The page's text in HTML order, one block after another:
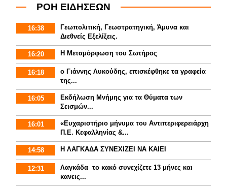
ΡΟΗ ΕΙΔΗΣΕΩΝ
16:38
Γεωπολιτική, Γεωστρατηγική, Άμυνα και
Διεθνείς Εξελίξεις.
16:20 Η Μεταμόρφωση του Σωτήρος
16:18
ο Γιάννης Λυκούδης, επισκέφθηκε τα γραφεία
της...
16:05
Εκδήλωση Μνήμης για τα Θύματα των
Σεισμών...
16:01
«Ευχαριστήριο μήνυμα του Αντιπεριφερειάρχη
Π.Ε. Κεφαλληνίας &...
14:58 Η ΛΑΓΚΑΔΑ ΣΥΝΕΧΙΖΕΙ ΝΑ ΚΑΙΕΙ
12:31
Λαγκάδα το κακό συνεχίζετε 13 μήνες και
κανεις...